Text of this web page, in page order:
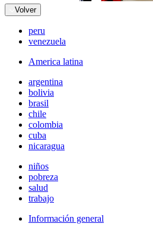
Volver
peru
venezuela
America latina
argentina
bolivia
brasil
chile
colombia
cuba
nicaragua
niños
pobreza
salud
trabajo
Información general